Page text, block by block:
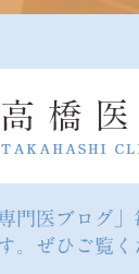
門医ブログ
す。ぜひご覧く